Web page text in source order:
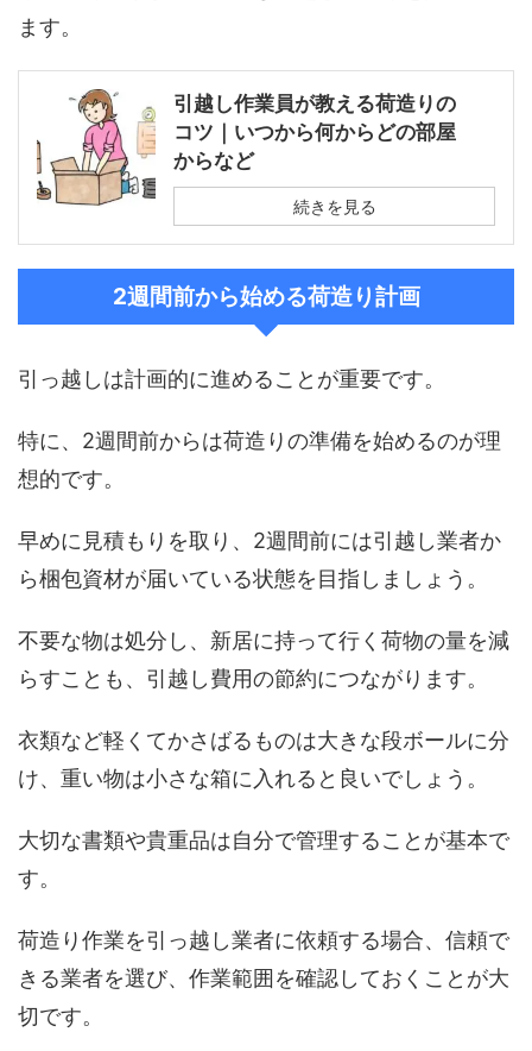
ます。
引越し作業員が教える荷造りの
コツ｜いつから何からどの部屋
からなど
続きを見る
2週間前から始める荷造り計画
引っ越しは計画的に進めることが重要です。
特に、2週間前からは荷造りの準備を始めるのが理
想的です。
早めに見積もりを取り、2週間前には引越し業者か
ら梱包資材が届いている状態を目指しましょう。
不要な物は処分し、新居に持って行く荷物の量を減
らすことも、引越し費用の節約につながります。
衣類など軽くてかさばるものは大きな段ボールに分
け、重い物は小さな箱に入れると良いでしょう。
大切な書類や貴重品は自分で管理することが基本で
す。
荷造り作業を引っ越し業者に依頼する場合、信頼で
きる業者を選び、作業範囲を確認しておくことが大
切です。